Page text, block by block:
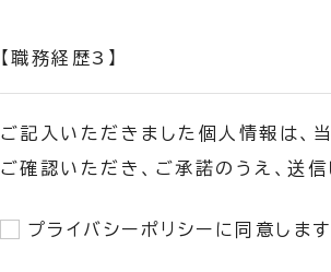
【職務経歴3】
ご記入いただきました個人情報は、
ご確認いただき、ご承諾のうえ、送信
プライバシーポリシーに同意します